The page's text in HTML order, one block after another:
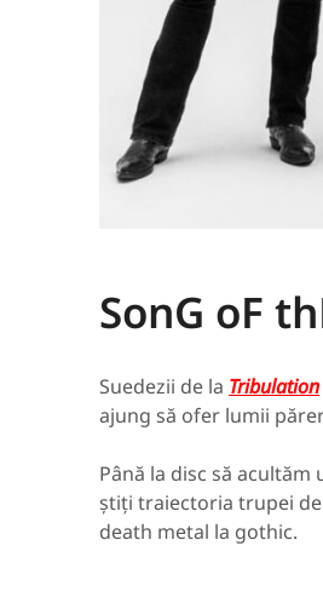
SonG oF
Suedezii de la Tribulation
ajung să ofer lumii
Până la disc să
știți traiectoria trupei
death metal la gothic.